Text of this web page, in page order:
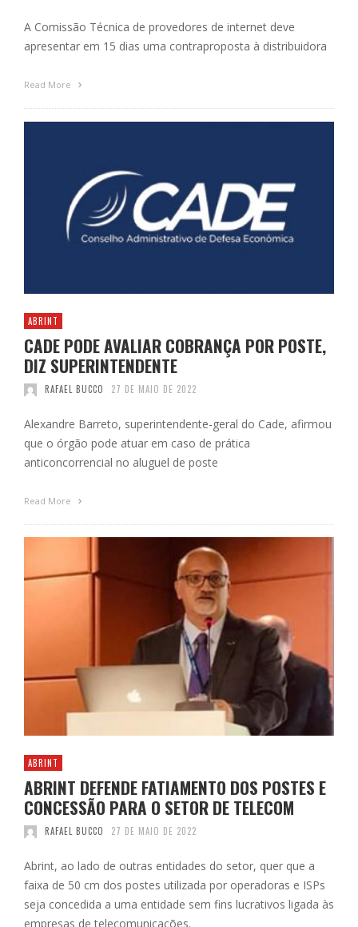
A Comissão Técnica de provedores de internet deve
apresentar em 15 dias uma contraproposta à distribuidora
Read More
ABRINT
CADE PODE AVALIAR COBRANÇA POR POSTE,
DIZ SUPERINTENDENTE
RAFAEL BUCCO 27 DE MAIO DE 2022
Alexandre Barreto, superintendente-geral do Cade, afirmou
que o órgão pode atuar em caso de prática
anticoncorrencial no aluguel de poste
Read More
ABRINT
ABRINT DEFENDE FATIAMENTO DOS POSTES E
CONCESSÃO PARA O SETOR DE TELECOM
RAFAEL BUCCO 27 DE MAIO DE 2022
Abrint, ao lado de outras entidades do setor, quer que a
faixa de 50 cm dos postes utilizada por operadoras e ISPs
seja concedida a uma entidade sem fins lucrativos ligada às
empresas de telecomunicações.